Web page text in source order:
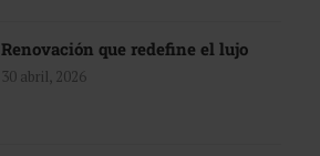
Renovación que redefine el lujo
30 abril, 2026